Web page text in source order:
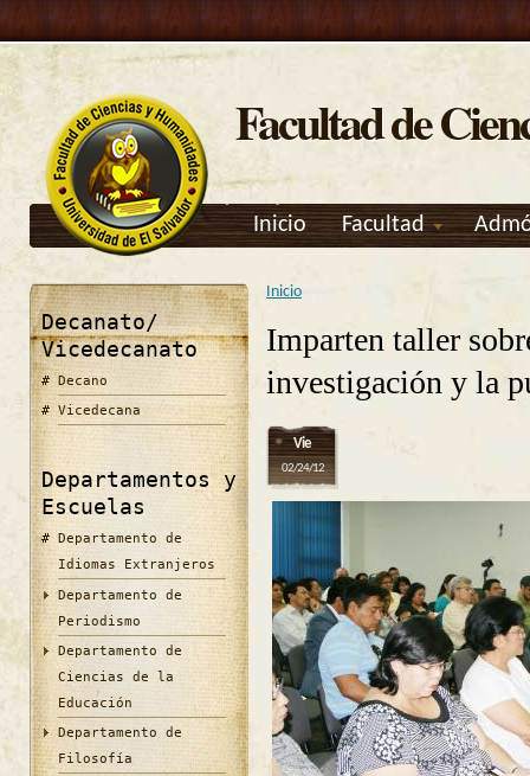
Facultad de
Inicio Facultad
Decanato/
Vicedecanato
Decano
Vicedecana
Departamentos y
Escuelas
Departamento de
Idiomas Extranjeros
Departamento de
Periodismo
Departamento de
Ciencias de la
Educación
Departamento de
Filosofía
Se encuentra usted aquí
Inicio
Imparten taller
investigación y la
Vie
02/24/12